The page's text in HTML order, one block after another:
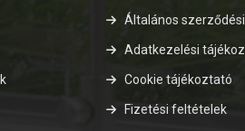
Általános
Adatkezelési
Cookie tájékoztató
Fizetési feltételek